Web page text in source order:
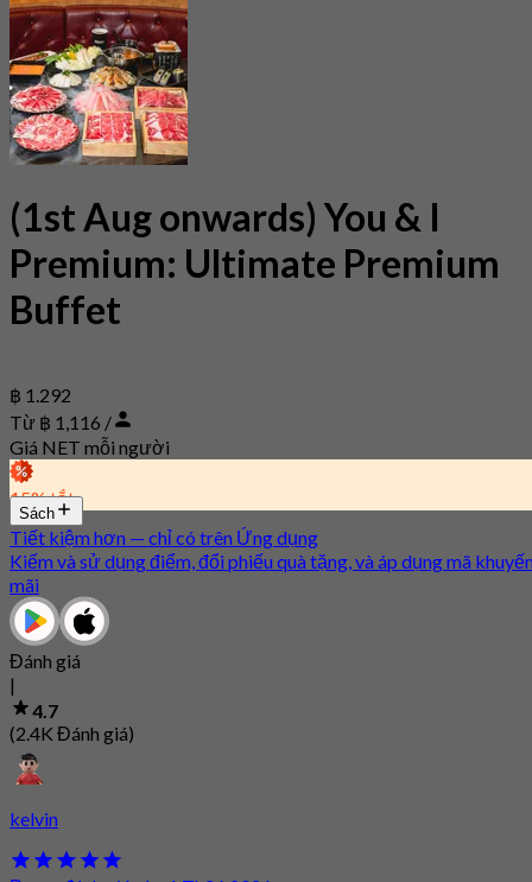
(1st Aug onwards) You & I
Premium: Ultimate Premium
Buffet
฿ 1.292
Từ ฿ 1,116 /
Giá NET mỗi người
15% tắt
Sách
Tiết kiệm hơn — chỉ có trên Ứng dụng
Kiếm và sử dụng điểm, đổi phiếu quà tặng, và áp dụng mã
mãi
Đánh giá
|
4.7
(2.4K Đánh giá)
kelvin